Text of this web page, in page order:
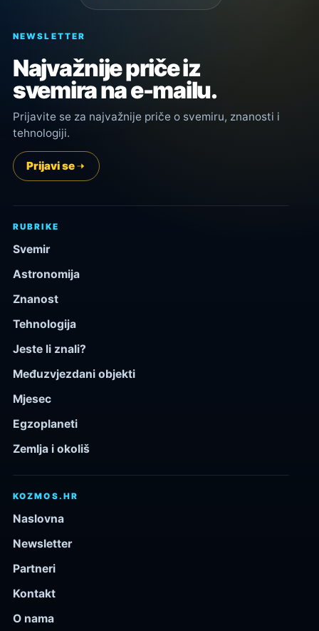
NEWSLETTER
Najvažnije priče iz
svemira na e-mailu.
Prijavite se za najvažnije priče o svemiru, znanosti i
tehnologiji.
Prijavi se
RUBRIKE
Svemir
Astronomija
Znanost
Tehnologija
Jeste li znali?
Međuzvjezdani objekti
Mjesec
Egzoplaneti
Zemlja i okoliš
KOZMOS.HR
Naslovna
Newsletter
Partneri
Kontakt
O nama